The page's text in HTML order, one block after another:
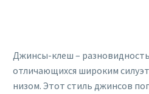
Джинсы-клеш –
отличающихся широким
низом. Этот стиль джинсов